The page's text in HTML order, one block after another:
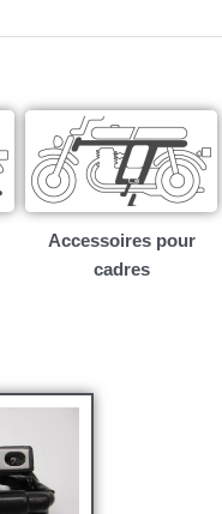
Accessoires pour
cadres